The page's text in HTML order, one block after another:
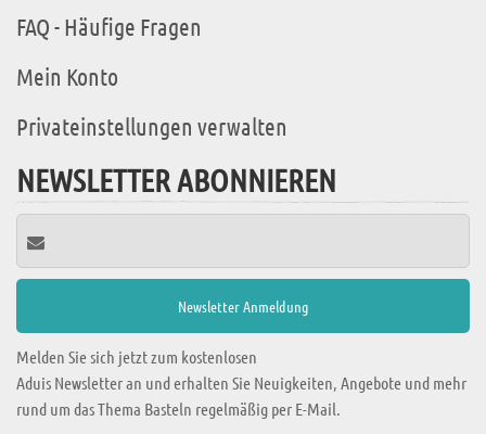
FAQ - Häufige Fragen
Mein Konto
Privateinstellungen verwalten
NEWSLETTER ABONNIEREN
Melden Sie sich jetzt zum kostenlosen
Aduis Newsletter an und erhalten Sie Neuigkeiten, Angebote und mehr
rund um das Thema Basteln regelmäßig per E-Mail.